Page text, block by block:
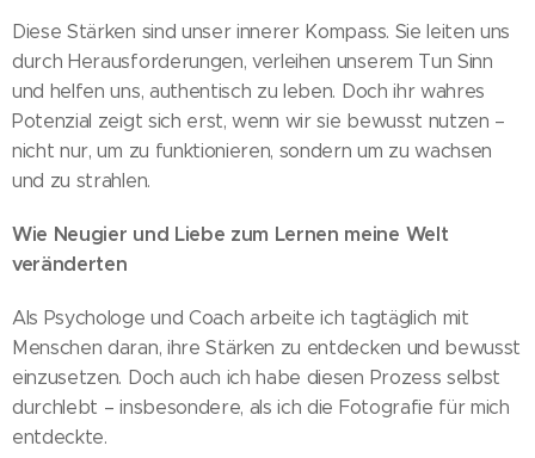
Diese Stärken sind unser innerer Kompass. Sie leiten uns
durch Herausforderungen, verleihen unserem Tun Sinn
und helfen uns, authentisch zu leben. Doch ihr wahres
Potenzial zeigt sich erst, wenn wir sie bewusst nutzen –
nicht nur, um zu funktionieren, sondern um zu wachsen
und zu strahlen.
Wie Neugier und Liebe zum Lernen meine Welt
veränderten
Als Psychologe und Coach arbeite ich tagtäglich mit
Menschen daran, ihre Stärken zu entdecken und bewusst
einzusetzen. Doch auch ich habe diesen Prozess selbst
durchlebt – insbesondere, als ich die Fotografie für mich
entdeckte.